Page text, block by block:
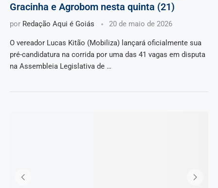
Gracinha e Agrobom nesta quinta (21)
por Redação Aqui é Goiás 20 de maio de 2026
O vereador Lucas Kitão (Mobiliza) lançará oficialmente sua
pré-candidatura na corrida por uma das 41 vagas em disputa
na Assembleia Legislativa de …